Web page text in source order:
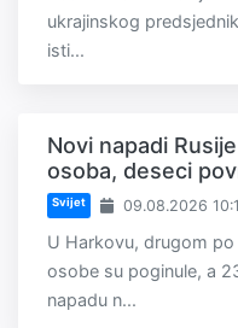
ukrajinskog
isti...
Novi napadi
osoba, deseci
Svijet 09.08.2026
U Harkovu, drugom
osobe su poginule, a
napadu n...